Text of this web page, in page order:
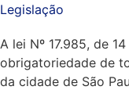
Legislação
A lei Nº 17.985, de
obrigatoriedade de
da cidade de São